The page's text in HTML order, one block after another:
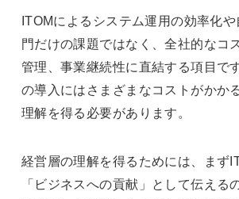
ITOMによるシステム運用の効率化
門だけの課題ではなく、全社的なコ
管理、事業継続性に直結する項目で
の導入にはさまざまなコストがかか
理解を得る必要があります。
経営層の理解を得るためには、まず
「ビジネスへの貢献」として伝える